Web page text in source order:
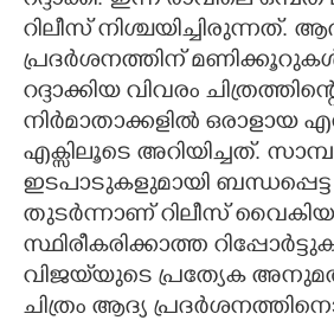
ZOOM
റിലീസ് നിശ്ചയിച്ചിരുന്നത്.
പ്രദർശനത്തിന്
റദ്ദാക്കിയ വിവരം
നിർമാതാക്കളിൽ
എക്സിലൂടെ അറിയിച്ചത്.
ഇടപാടുകളുമായി ബന്ധപ്പെട്ട
തുടർന്നാണ് റിലീസ്
സ്ഥിരീകരിക്കാത്ത
വിജയ്‌യുടെ പ്രത്യേക
ചിത്രം ആദ്യ